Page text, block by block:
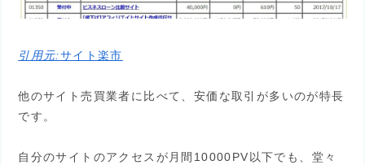
引用元:サイト楽市
他のサイト売買業者に比べて、安価な取引が多いのが特長
です。
自分のサイトのアクセスが月間10000PV以下でも、堂々